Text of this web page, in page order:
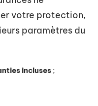
votre protection,
paramètres du
incluses ;